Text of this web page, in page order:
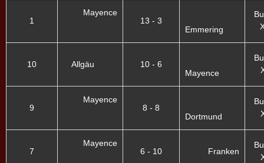
1
Mayence
13 - 3
Emmering
10 Allgäu
10 - 6
Mayence
9
Mayence
8 - 8
Dortmund
7
Mayence
6 - 10
Franken